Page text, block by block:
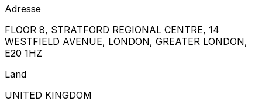
Adresse
FLOOR 8, STRATFORD REGIONAL CENTRE, 14
WESTFIELD AVENUE, LONDON, GREATER LONDON,
E20 1HZ
Land
UNITED KINGDOM